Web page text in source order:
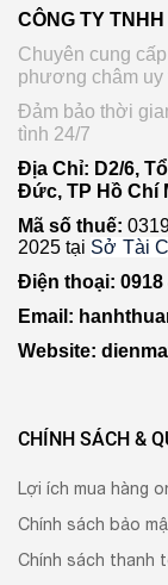
CÔNG TY
Chuyên cung
phương châm
Đảm bảo thời
tình 24/7
Địa Chỉ: D2/6,
Đức, TP Hồ Chí
Mã số thuế:
2025 tại Sở Tài
Điện thoại: 0918
Email:
Website:
CHÍNH SÁCH &
Lợi ích mua hàng
Chính sách bảo
Chính sách thanh